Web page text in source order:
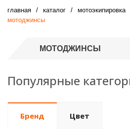
главная каталог мотоэкипировка
мотоджинсы
МОТОДЖИНСЫ
Популярные
Бренд Цвет